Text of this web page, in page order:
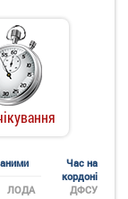
Час на
кордоні
ДФСУ
ЛОДА